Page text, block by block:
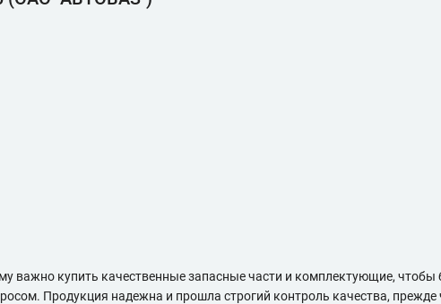
важно купить качественные запасные части и комплектующие, чтобы
Продукция надежна и прошла строгий контроль качества, прежде